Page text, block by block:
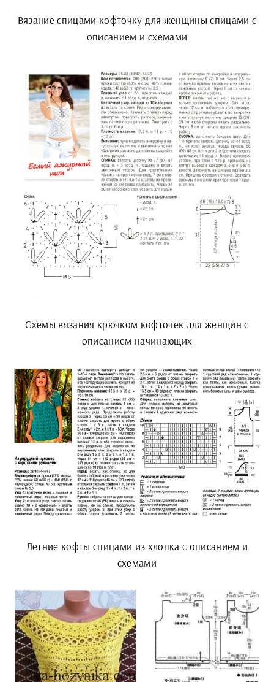
Вязание спицами кофточку для женщины спицами с
описанием и схемами
Схемы вязания крючком кофточек для женщин с
описанием начинающих
Летние кофты спицами из хлопка с описанием и
схемами